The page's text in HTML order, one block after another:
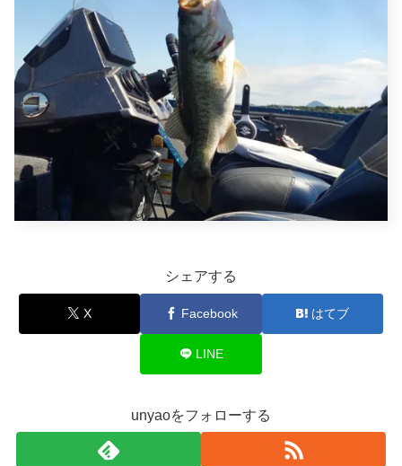
シェアする
X Facebook はてブ
LINE
unyaoをフォローする